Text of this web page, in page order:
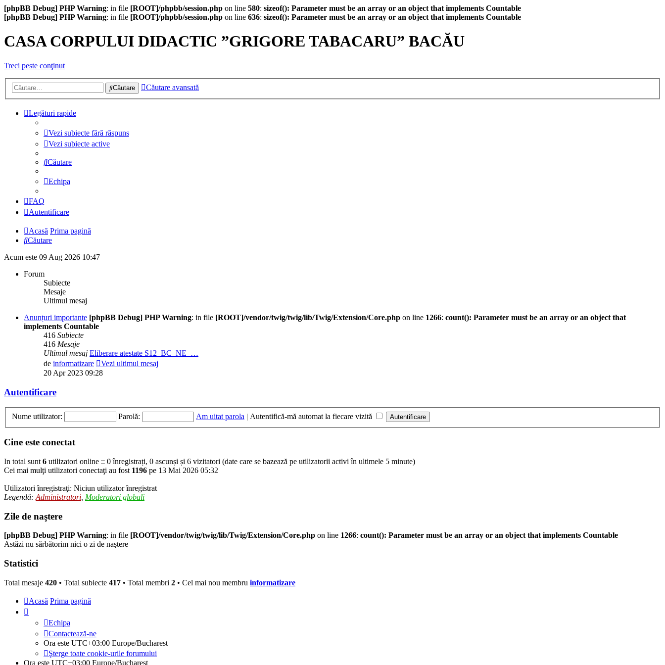
[phpBB Debug] PHP Warning: in file [ROOT]/phpbb/session.php on line 580: sizeof(): Parameter must be an array or an object that implements Countable
[phpBB Debug] PHP Warning: in file [ROOT]/phpbb/session.php on line 636: sizeof(): Parameter must be an array or an object that implements Countable
CASA CORPULUI DIDACTIC ”GRIGORE TABACARU” BACĂU
Treci peste conţinut
Căutare Căutare avansată
Legături rapide
Vezi subiecte fără răspuns
Vezi subiecte active
Căutare
Echipa
FAQ
Autentificare
Acasă Prima pagină
Căutare
Acum este 09 Aug 2026 10:47
Forum
Subiecte
Mesaje
Ultimul mesaj
Anunțuri importante [phpBB Debug] PHP Warning: in file [ROOT]/vendor/twig/twig/lib/Twig/Extension/Core.php on line 1266: count(): Parameter must be an array or an object that
implements Countable
416 Subiecte
416 Mesaje
Ultimul mesaj Eliberare atestate S12_BC_NE_…
de informatizare
Vezi ultimul mesaj
20 Apr 2023 09:28
Autentificare
Nume utilizator: Parolă: Am uitat parola | Autentifică-mă automat la fiecare vizită
Cine este conectat
In total sunt 6 utilizatori online :: 0 înregistrați, 0 ascunși și 6 vizitatori (date care se bazează pe utilizatorii activi în ultimele 5 minute)
Cei mai mulţi utilizatori conectaţi au fost 1196 pe 13 Mai 2026 05:32
Utilizatori înregistraţi: Niciun utilizator înregistrat
Legendă: Administratori Moderatori globali
Zile de naştere
[phpBB Debug] PHP Warning: in file [ROOT]/vendor/twig/twig/lib/Twig/Extension/Core.php on line 1266: count(): Parameter must be an array or an object that implements Countable
Astăzi nu sărbătorim nici o zi de naştere
Statistici
Total mesaje 420 • Total subiecte 417 • Total membri 2 • Cel mai nou membru informatizare
Acasă Prima pagină
Echipa
Contactează-ne
Ora este UTC+03:00 Europe/Bucharest
Şterge toate cookie-urile forumului
Ora este UTC+03:00 Europe/Bucharest